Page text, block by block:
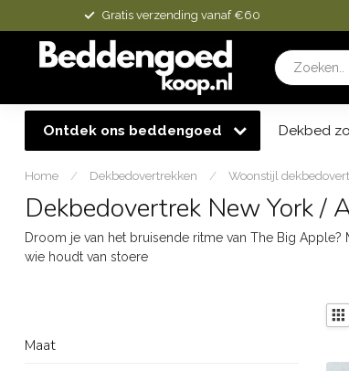
Gratis verzending vanaf €60
Ontdek ons beddengoed Dekbed
Home / Dekbedovertrekken / Woonstijl
Dekbedovertrek New York /
Droom je van het bruisende ritme van The Big
wie houdt van stoere
Maat